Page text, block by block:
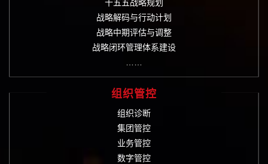
十五五战略规划
战略解码与行动计划
战略中期评估与调整
战略闭环管理体系建设
……
组织管控
组织诊断
集团管控
业务管控
数字管控